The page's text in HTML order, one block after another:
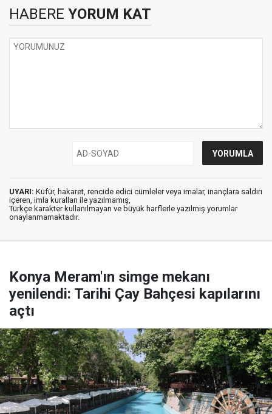
HABERE YORUM KAT
UYARI: Küfür, hakaret, rencide edici cümleler veya imalar, inançlara saldırı
içeren, imla kuralları ile yazılmamış,
Türkçe karakter kullanılmayan ve büyük harflerle yazılmış yorumlar
onaylanmamaktadır.
Konya Meram'ın simge mekanı
yenilendi: Tarihi Çay Bahçesi kapılarını
açtı